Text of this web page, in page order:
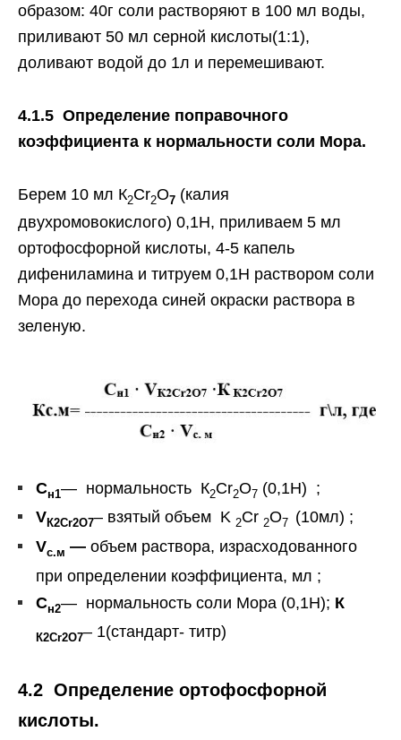
образом: 40г соли растворяют в 100 мл воды,
приливают 50 мл серной кислоты(1:1),
доливают водой до 1л и перемешивают.
4.1.5 Определение поправочного
коэффициента к нормальности соли Мора.
Берем 10 мл К2Cr2O7 (калия
двухромовокислого) 0,1Н, приливаем 5 мл
ортофосфорной кислоты, 4-5 капель
дифениламина и титруем 0,1Н раствором соли
Мора до перехода синей окраски раствора в
зеленую.
Сн1— нормальность К2Cr2O7 (0,1Н) ;
VК2Cr2O7– взятый объем K 2Cr 2O7 (10мл) ;
Vс.м — объем раствора, израсходованного
при определении коэффициента, мл ;
Сн2— нормальность соли Мора (0,1Н); К
К2Cr2O7– 1(стандарт- титр)
4.2 Определение ортофосфорной
кислоты.